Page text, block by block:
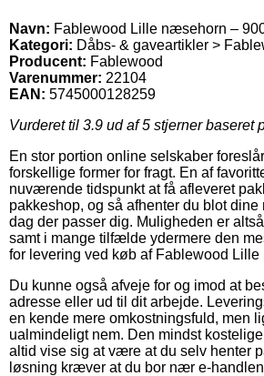
Navn: Fablewood Lille næsehorn –
Kategori: Dåbs- & gaveartikler >
Producent: Fablewood
Varenummer: 22104
EAN: 5745000128259
Vurderet til 3.9 ud af 5 stjerner baseret
En stor portion online selskaber
forskellige former for fragt. En af
nuværende tidspunkt at få afleveret
pakkeshop, og så afhenter du blot dine
dag der passer dig. Muligheden er
samt i mange tilfælde ydermere den
for levering ved køb af Fablewood
Du kunne også afveje for og imod at
adresse eller ud til dit arbejde.
en kende mere omkostningsfuld, men
ualmindeligt nem. Den mindst
altid vise sig at være at du selv henter
løsning kræver at du bor nær e-